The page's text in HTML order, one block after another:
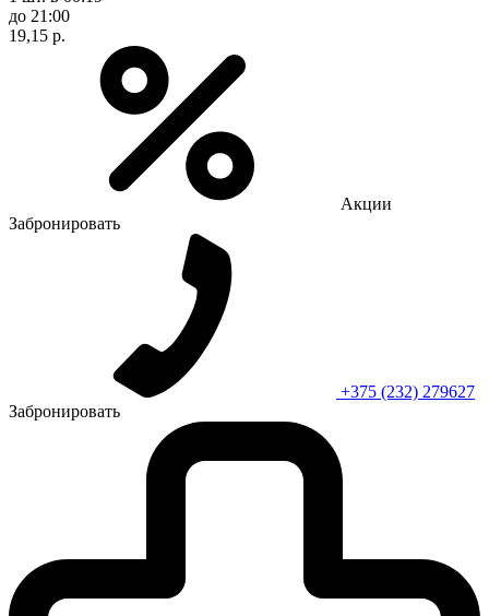
до 21:00
19,15 р.
Акции
Забронировать
+375 (232) 279627
Забронировать